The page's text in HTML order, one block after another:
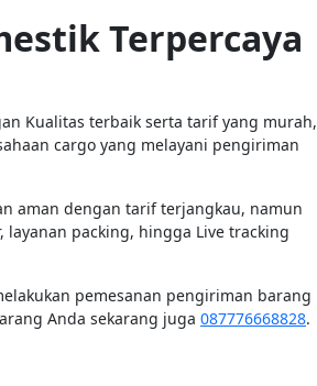
Terpercaya
Kualitas terbaik serta tarif yang murah,
cargo yang melayani pengiriman
aman dengan tarif terjangkau, namun
packing, hingga Live tracking
pemesanan pengiriman barang
Anda sekarang juga 087776668828.